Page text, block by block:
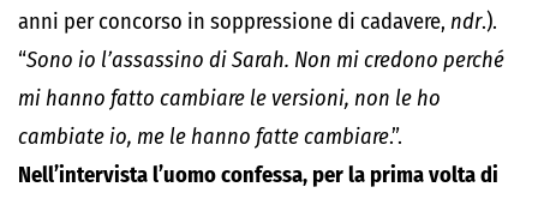
anni per concorso in soppressione di cadavere, ndr.).
“Sono io l’assassino di Sarah. Non mi credono perché
mi hanno fatto cambiare le versioni, non le ho
cambiate io, me le hanno fatte cambiare.”.
Nell’intervista l’uomo confessa, per la prima volta di